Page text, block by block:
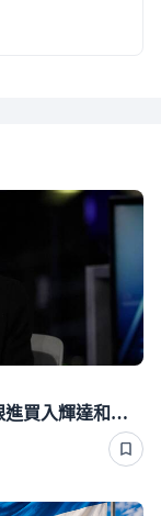
伍德看好AI需求持續爆發！外媒呼籲：跟進買入輝達和台積電